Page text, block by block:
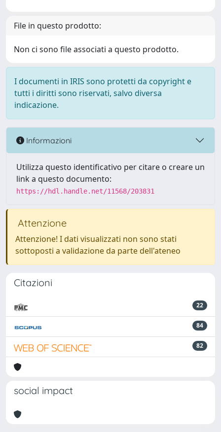
File in questo prodotto:
Non ci sono file associati a questo prodotto.
I documenti in IRIS sono protetti da copyright e
tutti i diritti sono riservati, salvo diversa
indicazione.
Informazioni
Utilizza questo identificativo per citare o creare un
link a questo documento:
https://hdl.handle.net/11568/203831
Attenzione
Attenzione! I dati visualizzati non sono stati
sottoposti a validazione da parte dell'ateneo
Citazioni
22
84
82
social impact